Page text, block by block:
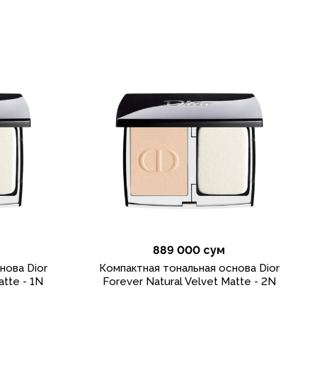
Dior
- 1N
889 000 сум
Компактная тональная основа Dior
Forever Natural Velvet Matte - 2N